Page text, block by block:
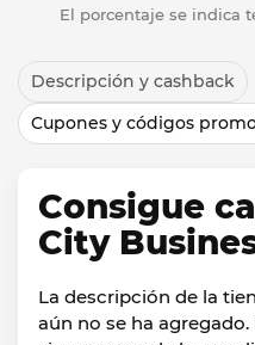
El porcentaje se indica
Descripción y cashback
Cupones y códigos
Consigue
City
La descripción de la
aún no se ha